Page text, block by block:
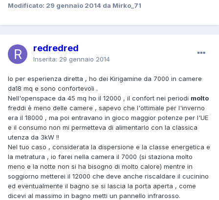
Modificato: 29 gennaio 2014 da Mirko_71
redredred
Inserita: 29 gennaio 2014
Io per esperienza diretta , ho dei Kirigamine da 7000 in camere
da18 mq e sono confortevoli .
Nell'openspace da 45 mq ho il 12000 , il confort nei periodi molto
freddi è meno delle camere , sapevo che l'ottimale per l'inverno
era il 18000 , ma poi entravano in gioco maggior potenze per l'UE
e il consumo non mi permetteva di alimentarlo con la classica
utenza da 3kW !!
Nel tuo caso , considerata la dispersione e la classe energetica e
la metratura , io farei nella camera il 7000 (si staziona molto
meno e la notte non si ha bisogno di molto calore) mentre in
soggiorno metterei il 12000 che deve anche riscaldare il cucinino
ed eventualmente il bagno se si lascia la porta aperta , come
dicevi al massimo in bagno metti un pannello infrarosso.